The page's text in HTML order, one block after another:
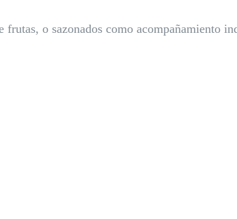
frutas, o sazonados como acompañamiento